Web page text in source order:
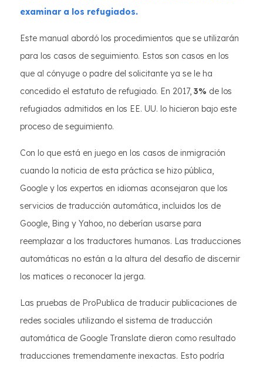
examinar a los refugiados.
Este manual abordó los procedimientos que se utilizarán
para los casos de seguimiento. Estos son casos en los
que al cónyuge o padre del solicitante ya se le ha
concedido el estatuto de refugiado. En 2017, 3% de los
refugiados admitidos en los EE. UU. lo hicieron bajo este
proceso de seguimiento.
Con lo que está en juego en los casos de inmigración
cuando la noticia de esta práctica se hizo pública,
Google y los expertos en idiomas aconsejaron que los
servicios de traducción automática, incluidos los de
Google, Bing y Yahoo, no deberían usarse para
reemplazar a los traductores humanos. Las traducciones
automáticas no están a la altura del desafío de discernir
los matices o reconocer la jerga.
Las pruebas de ProPublica de traducir publicaciones de
redes sociales utilizando el sistema de traducción
automática de Google Translate dieron como resultado
traducciones tremendamente inexactas. Esto podría